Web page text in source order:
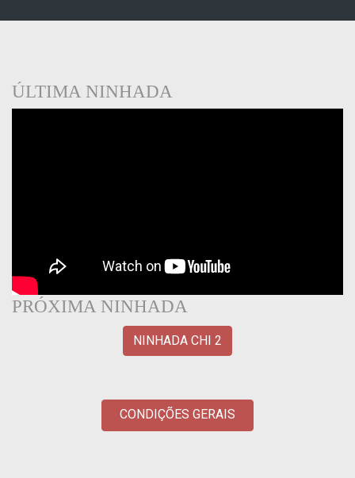
ÚLTIMA NINHADA
PRÓXIMA NINHADA
NINHADA CHI 2
CONDIÇÕES GERAIS